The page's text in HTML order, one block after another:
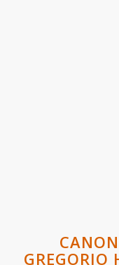
GREGORIO